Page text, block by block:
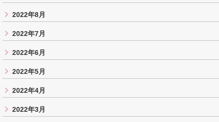
2022年8月
2022年7月
2022年6月
2022年5月
2022年4月
2022年3月